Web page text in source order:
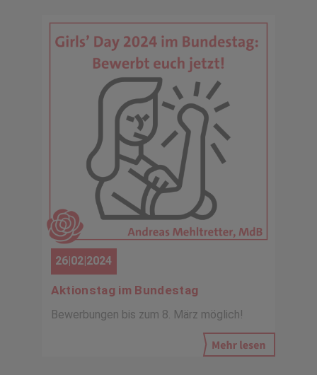
26|02|2024
Aktionstag im Bundestag
Bewerbungen bis zum 8. März möglich!